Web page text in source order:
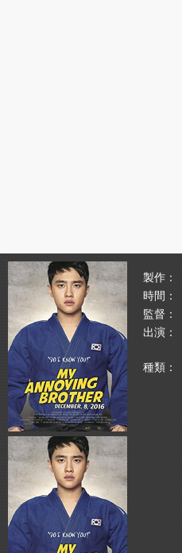
製作
時間
監督
出演
種類